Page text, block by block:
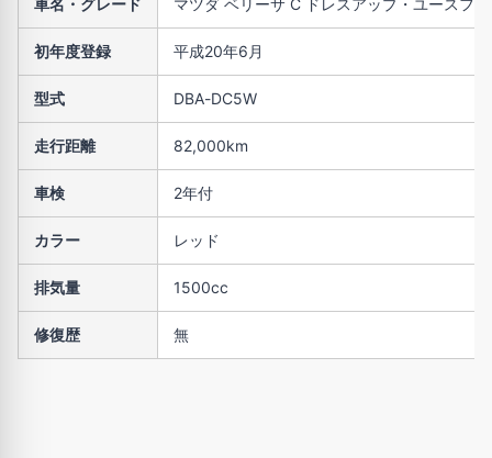
初年度登録 平成20年6月
型式 DBA-DC5W
走行距離 82,000km
車検 2年付
カラー レッド
排気量 1500cc
修復歴 無